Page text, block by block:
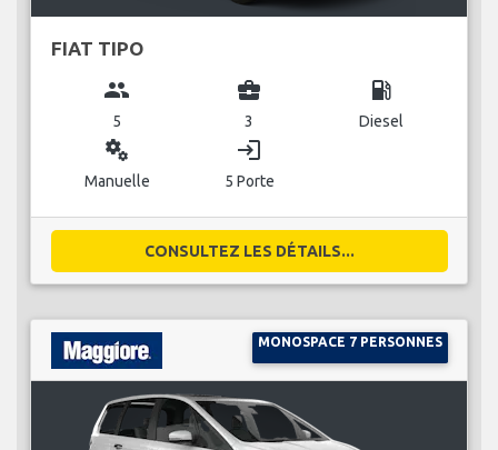
FIAT TIPO
group
5
business_center
3
local_gas_station
Diesel
miscellaneous_services
Manuelle
login
5 Porte
CONSULTEZ LES DÉTAILS...
MONOSPACE 7 PERSONNES